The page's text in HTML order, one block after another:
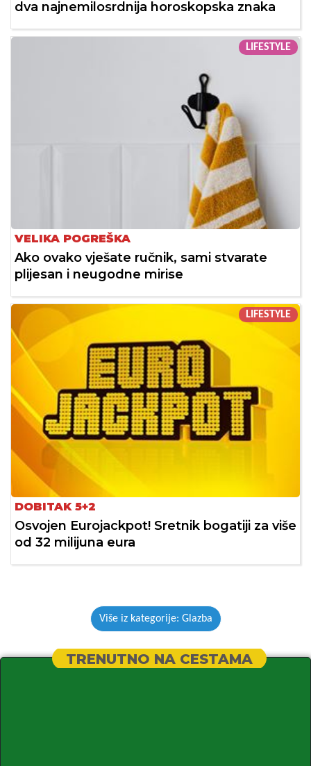
dva najnemilosrdnija horoskopska znaka
LIFESTYLE
VELIKA POGREŠKA
Ako ovako vješate ručnik, sami stvarate
plijesan i neugodne mirise
LIFESTYLE
DOBITAK 5+2
Osvojen Eurojackpot! Sretnik bogatiji za više
od 32 milijuna eura
Više iz kategorije: Glazba
TRENUTNO NA CESTAMA